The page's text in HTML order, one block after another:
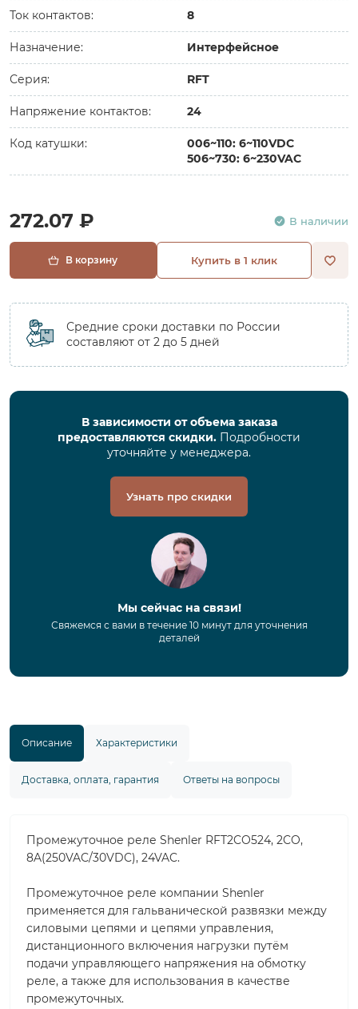
Ток контактов: 8
Назначение: Интерфейсное
Серия: RFT
Напряжение контактов: 24
Код катушки:
006~110: 6~110VDC
506~730: 6~230VAC
272.07 ₽ В наличии
В корзину Купить в 1 клик
Средние сроки доставки по России
составляют от 2 до 5 дней
В зависимости от объема заказа
предоставляются скидки. Подробности
уточняйте у менеджера.
Узнать про скидки
Мы сейчас на связи!
Свяжемся с вами в течение 10 минут для уточнения
деталей
Описание Характеристики
Доставка, оплата, гарантия Ответы на вопросы
Промежуточное реле Shenler RFT2CO524, 2CO,
8A(250VAC/30VDC), 24VAC.
Промежуточное реле компании Shenler
применяется для гальванической развязки между
силовыми цепями и цепями управления,
дистанционного включения нагрузки путём
подачи управляющего напряжения на обмотку
реле, а также для использования в качестве
промежуточных.